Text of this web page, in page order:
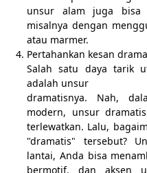
unsur alam juga bisa
misalnya dengan
atau marmer.
Pertahankan kesan
Salah satu daya tarik
adalah unsur
dramatisnya. Nah,
modern, unsur
terlewatkan. Lalu,
"dramatis" tersebut?
lantai, Anda bisa
bermotif, dan aksen